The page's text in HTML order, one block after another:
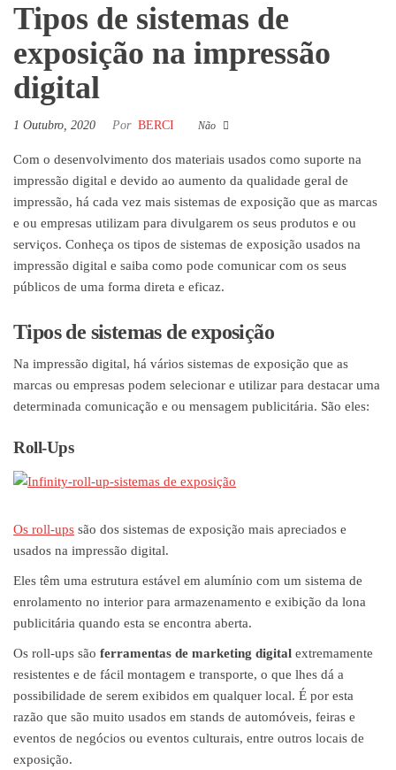
Tipos de sistemas de
exposição na impressão
digital
1 Outubro, 2020 Por BERCI Não
Com o desenvolvimento dos materiais usados como suporte na
impressão digital e devido ao aumento da qualidade geral de
impressão, há cada vez mais sistemas de exposição que as marcas
e ou empresas utilizam para divulgarem os seus produtos e ou
serviços. Conheça os tipos de sistemas de exposição usados na
impressão digital e saiba como pode comunicar com os seus
públicos de uma forma direta e eficaz.
Tipos de sistemas de exposição
Na impressão digital, há vários sistemas de exposição que as
marcas ou empresas podem selecionar e utilizar para destacar uma
determinada comunicação e ou mensagem publicitária. São eles:
Roll-Ups
Os roll-ups são dos sistemas de exposição mais apreciados e
usados na impressão digital.
Eles têm uma estrutura estável em alumínio com um sistema de
enrolamento no interior para armazenamento e exibição da lona
publicitária quando esta se encontra aberta.
Os roll-ups são ferramentas de marketing digital extremamente
resistentes e de fácil montagem e transporte, o que lhes dá a
possibilidade de serem exibidos em qualquer local. É por esta
razão que são muito usados em stands de automóveis, feiras e
eventos de negócios ou eventos culturais, entre outros locais de
exposição.